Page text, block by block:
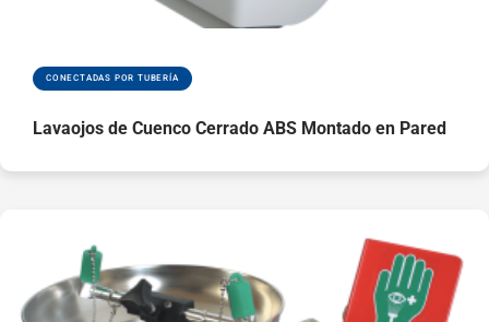
flujo constante de
El cilindro
polipropileno y el
recubiertos de
pintura en polvo
para una mayor
CONECTADAS POR TUBERÍA
Lavaojos de Cuenco Cerrado ABS Montado en Pared